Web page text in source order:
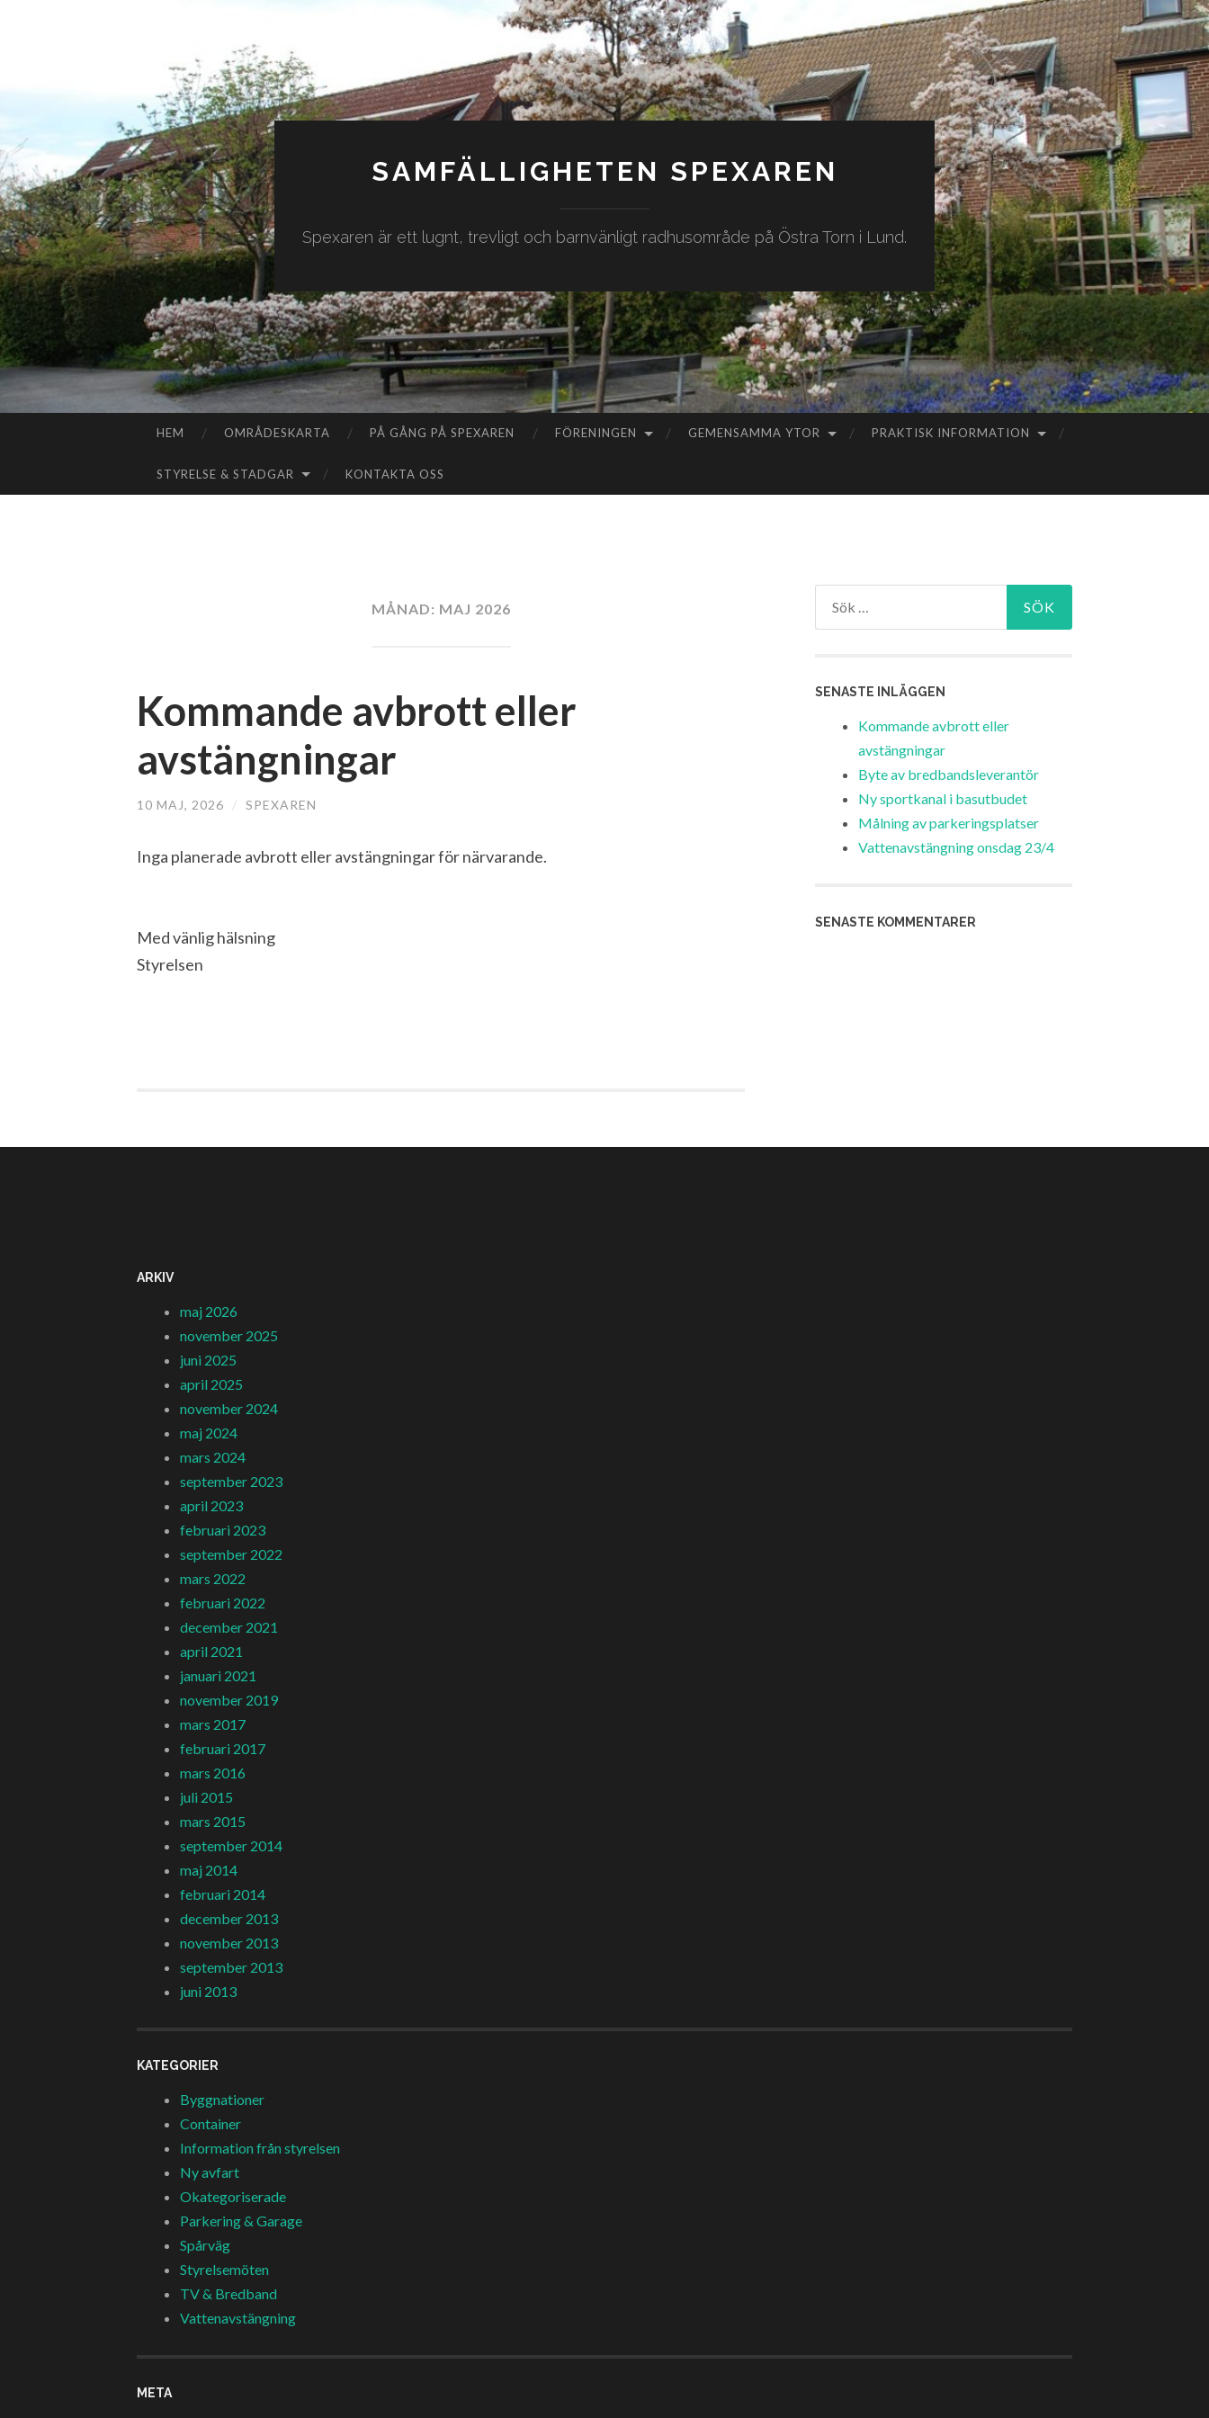
SAMFÄLLIGHETEN SPEXAREN
Spexaren är ett lugnt, trevligt och barnvänligt radhusområde på Östra Torn i Lund.
HEM OMRÅDESKARTA PÅ GÅNG PÅ SPEXAREN FÖRENINGEN GEMENSAMMA YTOR PRAKTISK INFORMATION
STYRELSE & STADGAR KONTAKTA OSS
MÅNAD: MAJ 2026
Kommande avbrott eller
avstängningar
10 MAJ, 2026 / SPEXAREN
Inga planerade avbrott eller avstängningar för närvarande.
Med vänlig hälsning
Styrelsen
SENASTE INLÄGGEN
Kommande avbrott eller
avstängningar
Byte av bredbandsleverantör
Ny sportkanal i basutbudet
Målning av parkeringsplatser
Vattenavstängning onsdag 23/4
SENASTE KOMMENTARER
ARKIV
maj 2026
november 2025
juni 2025
april 2025
november 2024
maj 2024
mars 2024
september 2023
april 2023
februari 2023
september 2022
mars 2022
februari 2022
december 2021
april 2021
januari 2021
november 2019
mars 2017
februari 2017
mars 2016
juli 2015
mars 2015
september 2014
maj 2014
februari 2014
december 2013
november 2013
september 2013
juni 2013
KATEGORIER
Byggnationer
Container
Information från styrelsen
Ny avfart
Okategoriserade
Parkering & Garage
Spårväg
Styrelsemöten
TV & Bredband
Vattenavstängning
META